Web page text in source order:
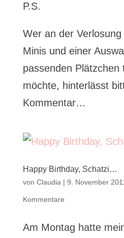
P.S.
Wer an der
Minis und einer
passenden Plätzchen
möchte, hinterlässt
Kommentar…
Happy Birthday, Schatzi…
von Claudia | 9. November
Kommentare
Am Montag hatte